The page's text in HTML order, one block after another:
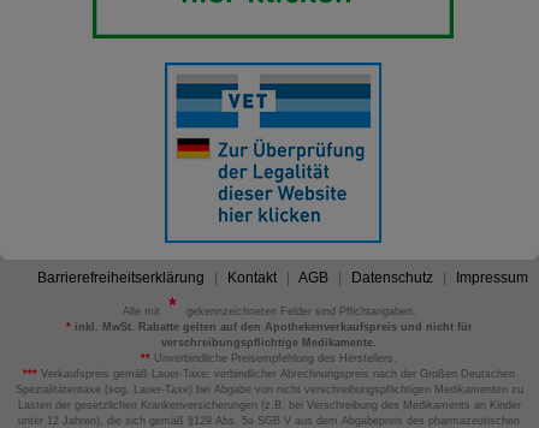
Barrierefreiheitserklärung Kontakt AGB Datenschutz Impressum
Alle mit
gekennzeichneten Felder sind Pflichtangaben.
*inkl. MwSt. Rabatte gelten auf den Apothekenverkaufspreis und nicht für
verschreibungspflichtige Medikamente.
** Unverbindliche Preisempfehlung des Herstellers.
*** Verkaufspreis gemäß Lauer-Taxe; verbindlicher Abrechnungspreis nach der Großen Deutschen
Spezialitätentaxe (sog. Lauer-Taxe) bei Abgabe von nicht verschreibungspflichtigen Medikamenten zu
Lasten der gesetzlichen Krankenversicherungen (z.B. bei Verschreibung des Medikaments an Kinder
unter 12 Jahren), die sich gemäß §129 Abs. 5a SGB V aus dem Abgabepreis des pharmazeutischen